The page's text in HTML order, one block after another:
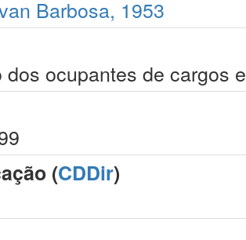
Barbosa, 1953
dos ocupantes de cargos
(CDDir)